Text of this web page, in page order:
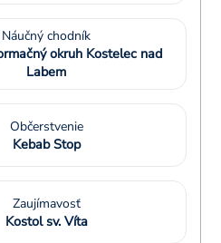
Náučný chodník
okruh Kostelec nad
Labem
Občerstvenie
Kebab Stop
Zaujímavosť
Kostol sv. Víta